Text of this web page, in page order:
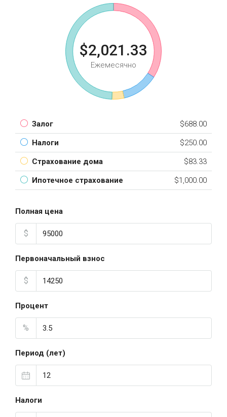
$2,021.33
Ежемесячно
Залог $688.00
Налоги $250.00
Страхование дома $83.33
Ипотечное страхование $1,000.00
Полная цена
$
Первоначальный взнос
$
Процент
%
Период (лет)
Налоги